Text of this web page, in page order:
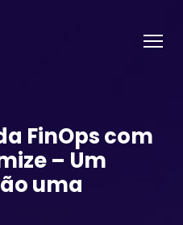
FinOps com
– Um
uma